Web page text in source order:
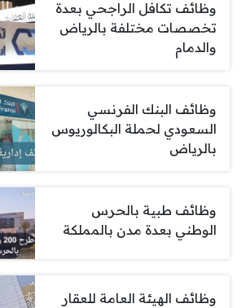
وظائف تكافل الراجحي بعدة
تخصصات مختلفة بالرياض
والدمام
وظائف البنك الفرنسي
السعودي لحملة البكالوريوس
بالرياض
وظائف طبية بالحرس
الوطني بعدة مدن بالمملكة
وظائف الهيئة العامة للعقار